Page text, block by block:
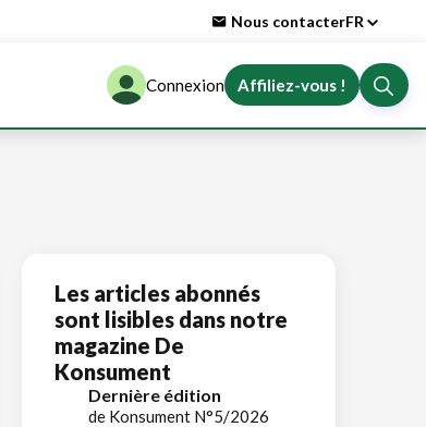
Nous contacterFR
Connexion Affiliez-vous !
Les articles abonnés
sont lisibles dans notre
magazine De
Konsument
Dernière édition
de Konsument N°5/2026